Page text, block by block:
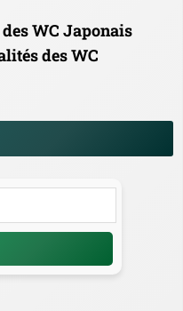
WC Japonais
des WC